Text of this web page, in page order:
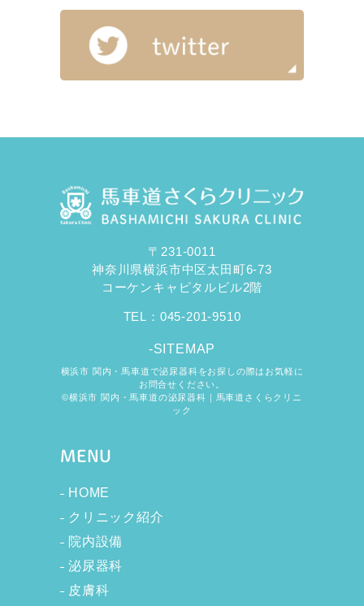
〒231-0011
神奈川県横浜市中区太田町6-73
コーケンキャピタルビル2階
TEL： 045-201-9510
-SITEMAP
横浜市 関内・馬車道で泌尿器科をお探しの際はお気軽に
お問合せください。
©横浜市 関内・馬車道の泌尿器科｜馬車道さくらクリニ
ック
MENU
HOME
クリニック紹介
院内設備
泌尿器科
皮膚科